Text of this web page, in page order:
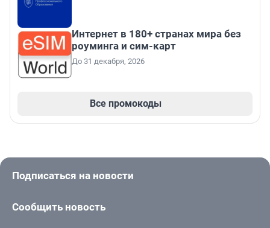
Интернет в 180+ странах мира без
роуминга и сим-карт
До 31 декабря, 2026
Все промокоды
Подписаться на новости
Сообщить новость